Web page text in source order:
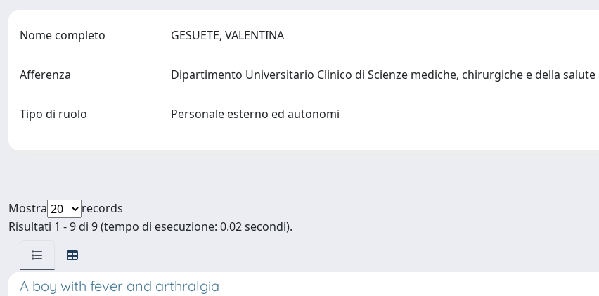
Nome completo GESUETE, VALENTINA
Afferenza Dipartimento Universitario Clinico di Scienze mediche, chirurgiche e della salute
Tipo di ruolo Personale esterno ed autonomi
Mostra
records
Risultati 1 - 9 di 9 (tempo di esecuzione: 0.02 secondi).
A boy with fever and arthralgia